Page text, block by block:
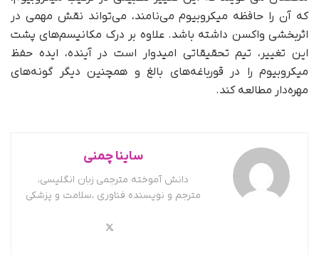
که آن را حافظه میکروبیوم می‌نامند، می‌تواند نقش مهمی در
اثربخشی واکسن داشته باشد. علاوه بر درک مکانیسم‌های پشت
این تغییر، تیم تحقیقاتی امیدوار است در آینده، ایده حفظ
میکروبیوم را در قورباغه‌های بالغ و همچنین دیگر گونه‌های
مهره‌دار مطالعه کند.
ساینا چمنی
دانش آموخته مترجمی زبان انگلیسی،
مترجم و نویسنده فناوری ،سلامت و پزشکی